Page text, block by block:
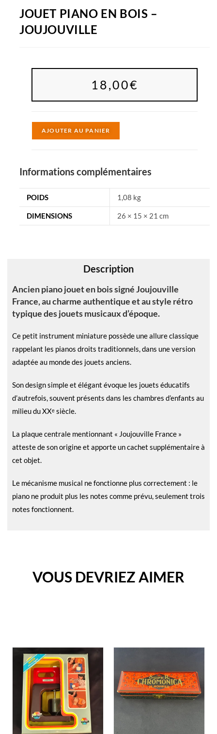
JOUET PIANO EN BOIS –
JOUJOUVILLE
18,00€
AJOUTER AU PANIER
n
a
t
:
Informations complémentaires
POIDS 1,08 kg
DIMENSIONS 26 × 15 × 21 cm
Description
Ancien piano jouet en bois signé Joujouville
France, au charme authentique et au style rétro
typique des jouets musicaux d’époque.
Ce petit instrument miniature possède une allure classique
rappelant les pianos droits traditionnels, dans une version
adaptée au monde des jouets anciens.
Son design simple et élégant évoque les jouets éducatifs
d’autrefois, souvent présents dans les chambres d’enfants au
milieu du XXᵉ siècle.
La plaque centrale mentionnant « Joujouville France »
atteste de son origine et apporte un cachet supplémentaire à
cet objet.
Le mécanisme musical ne fonctionne plus correctement : le
piano ne produit plus les notes comme prévu, seulement trois
notes fonctionnent.
VOUS DEVRIEZ AIMER